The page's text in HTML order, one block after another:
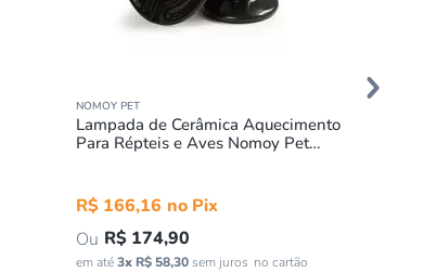
NOMOY PET
Lampada de Cerâmica Aquecimento
Para Répteis e Aves Nomoy Pet
R$ 166,16
R$ 174,90
em até3x R$ 58,30sem juros